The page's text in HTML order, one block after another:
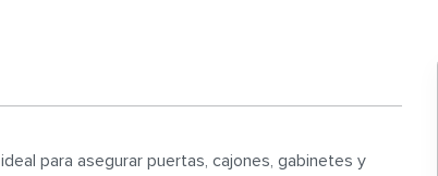
para asegurar puertas, cajones, gabinetes y